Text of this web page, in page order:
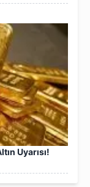
Uyarısı!